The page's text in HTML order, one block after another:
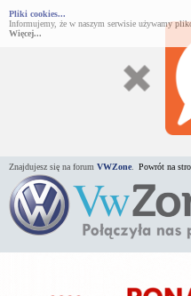
Pliki cookies...
Informujemy, że w naszym serwisie używamy
Więcej...
Znajdujesz się na forum VWZone Powrót na